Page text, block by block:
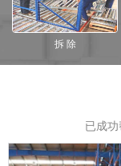
拆 除
已成